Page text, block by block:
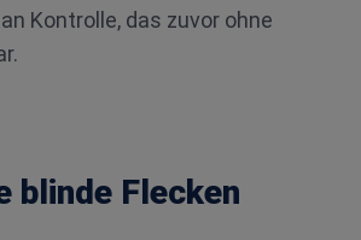
Kontrolle, das zuvor ohne
blinde Flecken